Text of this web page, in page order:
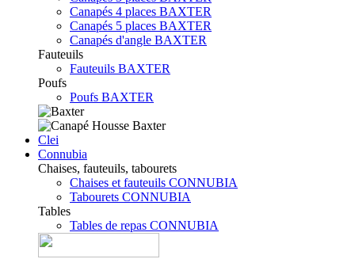
Canapés 4 places BAXTER
Canapés 5 places BAXTER
Canapés d'angle BAXTER
Fauteuils
Fauteuils BAXTER
Poufs
Poufs BAXTER
Clei
Connubia
Chaises, fauteuils, tabourets
Chaises et fauteuils CONNUBIA
Tabourets CONNUBIA
Tables
Tables de repas CONNUBIA